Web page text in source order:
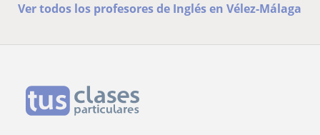
Ver todos los profesores de Inglés en Vélez-Málaga